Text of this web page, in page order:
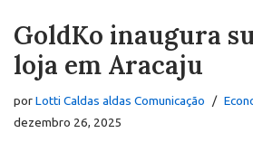
GoldKo inaugura
loja em Aracaju
porLotti Caldas aldas Comunicação
dezembro 26, 2025